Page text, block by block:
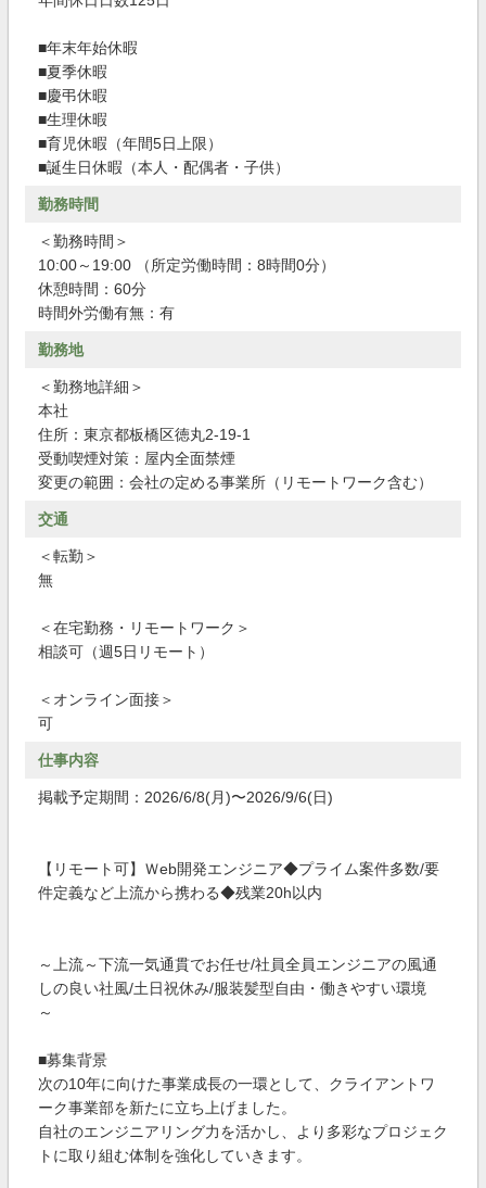
■年末年始休暇
■夏季休暇
■慶弔休暇
■生理休暇
■育児休暇（年間5日上限）
■誕生日休暇（本人・配偶者・子供）
勤務時間
＜勤務時間＞
10:00～19:00 （所定労働時間：8時間0分）
休憩時間：60分
時間外労働有無：有
勤務地
＜勤務地詳細＞
本社
住所：東京都板橋区徳丸2-19-1
受動喫煙対策：屋内全面禁煙
変更の範囲：会社の定める事業所（リモートワーク含む）
交通
＜転勤＞
無
＜在宅勤務・リモートワーク＞
相談可（週5日リモート）
＜オンライン面接＞
可
仕事内容
掲載予定期間：2026/6/8(月)〜2026/9/6(日)
【リモート可】Ｗeb開発エンジニア◆プライム案件多数/要
件定義など上流から携わる◆残業20h以内
～上流～下流一気通貫でお任せ/社員全員エンジニアの風通
しの良い社風/土日祝休み/服装髪型自由・働きやすい環境
～
■募集背景
次の10年に向けた事業成長の一環として、クライアントワ
ーク事業部を新たに立ち上げました。
自社のエンジニアリング力を活かし、より多彩なプロジェク
トに取り組む体制を強化していきます。